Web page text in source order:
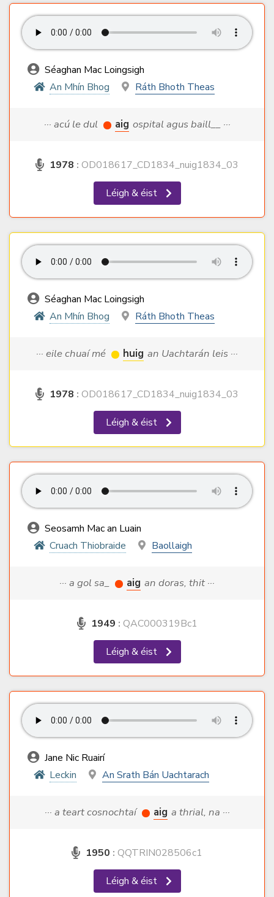
Séaghan Mac Loingsigh
An Mhín Bhog
Ráth Bhoth Theas
··· acú le dul aig ospital agus baill__ ···
1978 : OD018617_CD1834_nuig1834_03
Léigh & éist
Séaghan Mac Loingsigh
An Mhín Bhog
Ráth Bhoth Theas
··· eile chuaí mé huig an Uachtarán leis ···
1978 : OD018617_CD1834_nuig1834_03
Léigh & éist
Seosamh Mac an Luain
Cruach Thiobraide
Baollaigh
··· a gol sa_ aig an doras, thit ···
1949 : QAC000319Bc1
Léigh & éist
Jane Nic Ruairí
Leckin
An Srath Bán Uachtarach
··· a teart cosnochtaí aig a thrial, na ···
1950 : QQTRIN028506c1
Léigh & éist